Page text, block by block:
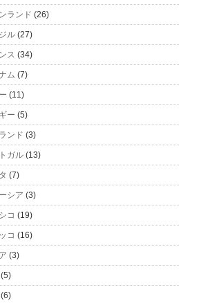
ランド (26)
ル (27)
ス (34)
ム (7)
(11)
ー (5)
ンド (3)
ガル (13)
(7)
シア (3)
コ (19)
コ (16)
(3)
(5)
(6)